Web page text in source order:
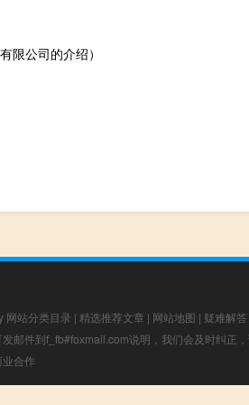
限公司的介绍）
网站分类目录 | 精选推荐文章 | 网站地图 | 疑难解答
邮件到f_fb#foxmail.com说明，我们会及时纠正
合作